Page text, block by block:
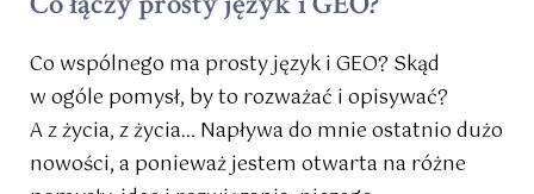
Co wspólnego ma prosty język i GEO? Skąd
w ogóle pomysł, by to rozważać i opisywać?
A z życia, z życia… Napływa do mnie ostatnio dużo
nowości, a ponieważ jestem otwarta na różne